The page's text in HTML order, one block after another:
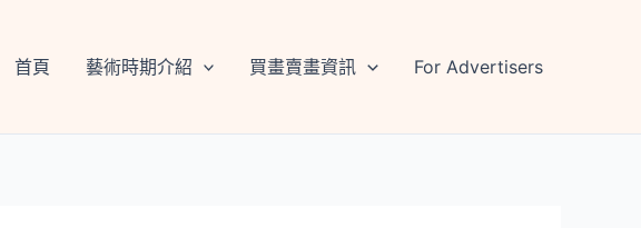
首頁 藝術時期介紹 買畫賣畫資訊 For Advertisers